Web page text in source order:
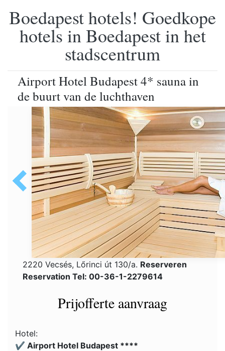
Boedapest hotels! Goedkope
hotels in Boedapest in het
stadscentrum
Airport Hotel Budapest 4* sauna in
de buurt van de luchthaven
2220 Vecsés, Lőrinci út 130/a. Reserveren
Reservation Tel: 00-36-1-2279614
Prijofferte aanvraag
Hotel:
✔️ Airport Hotel Budapest ****